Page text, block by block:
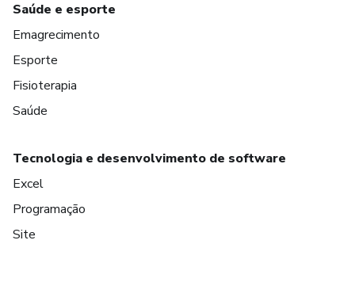
Saúde e esporte
Emagrecimento
Esporte
Fisioterapia
Saúde
Tecnologia e desenvolvimento de software
Excel
Programação
Site